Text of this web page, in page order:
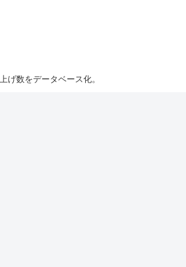
げ数をデータベース化。